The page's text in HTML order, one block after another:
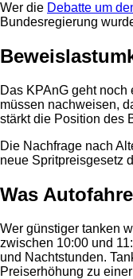
Wer die Debatte um
Bundesregierung
Das KPAnG geht
müssen nachweisen,
stärkt die Position des
Die Nachfrage nach
neue Spritpreisgesetz
Was
Wer günstiger tanken
zwischen 10:00 und
und Nachtstunden.
Preiserhöhung zu